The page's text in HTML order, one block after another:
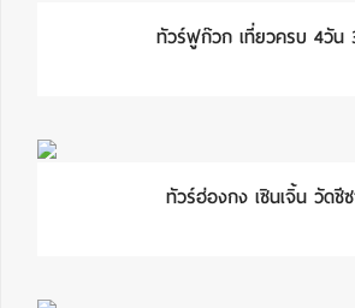
ทัวร์ฟูก๊วก เที่ยวครบ 4วัน
ทัวร์ฮ่องกง เซินเจิ้น วัดชีซ